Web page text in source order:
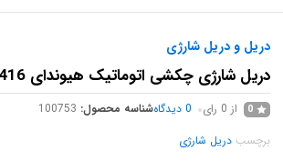
دریل و دریل شارژی
دریل شارژی چکشی اتوماتیک هیوندای HP-416
0 از 0 رای 0 دیدگاهشناسه محصول: 100753
برچسبدریل شارژی